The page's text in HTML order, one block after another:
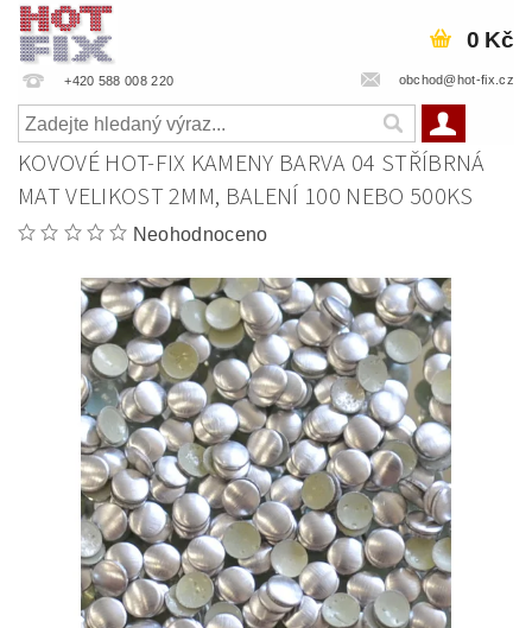
+420 588 008 220 obchod@hot-fix.cz
0 Kč
KOVOVÉ HOT-FIX KAMENY BARVA 04 STŘÍBRNÁ
MAT VELIKOST 2MM, BALENÍ 100 NEBO 500KS
Neohodnoceno